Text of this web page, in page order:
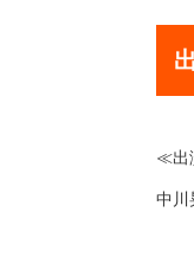
≪出
中川